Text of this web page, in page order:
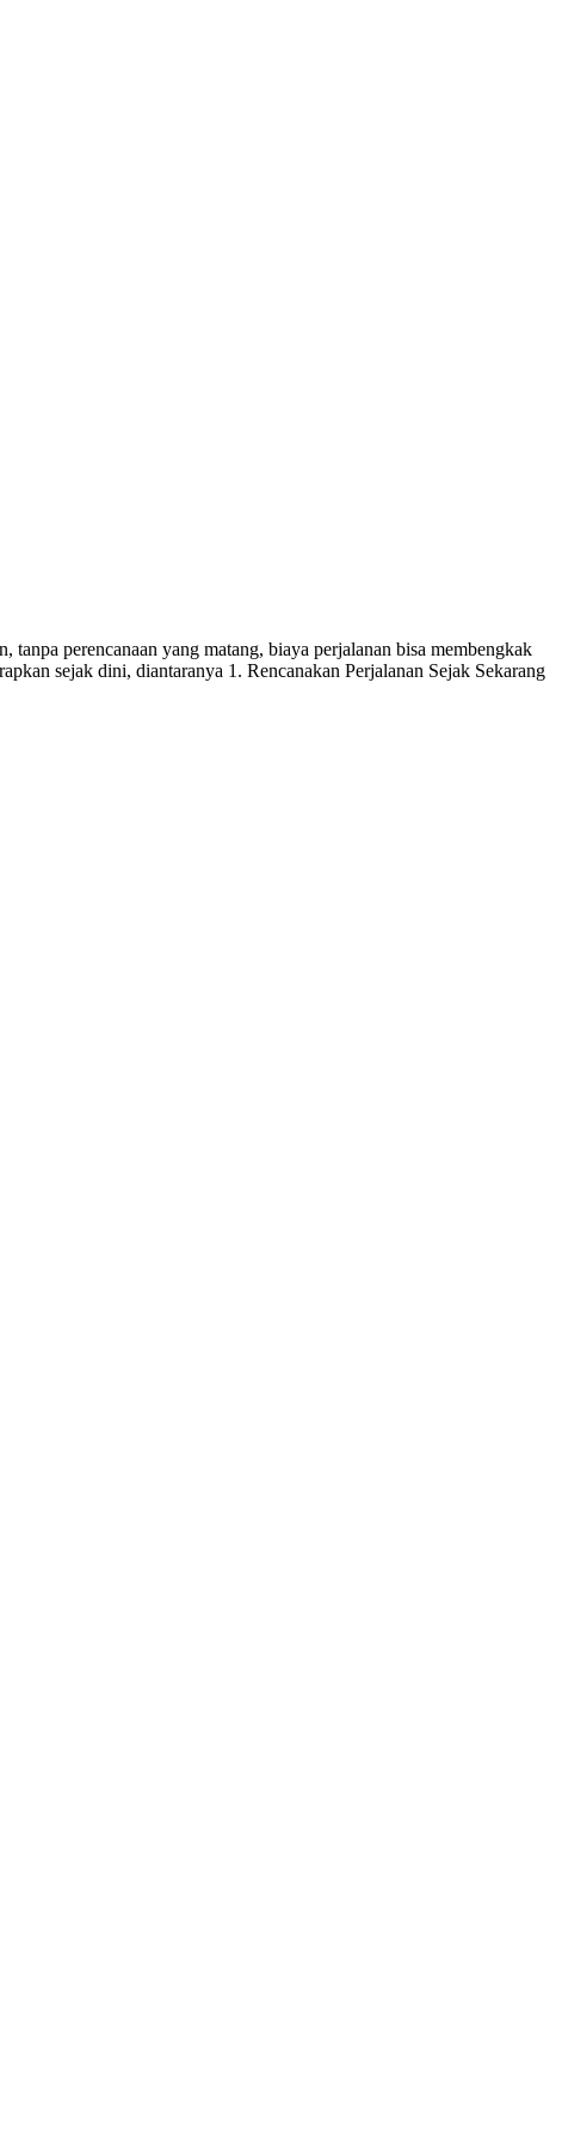
perencanaan yang matang, biaya perjalanan bisa membengkak
sejak dini, diantaranya 1. Rencanakan Perjalanan Sejak Sekarang